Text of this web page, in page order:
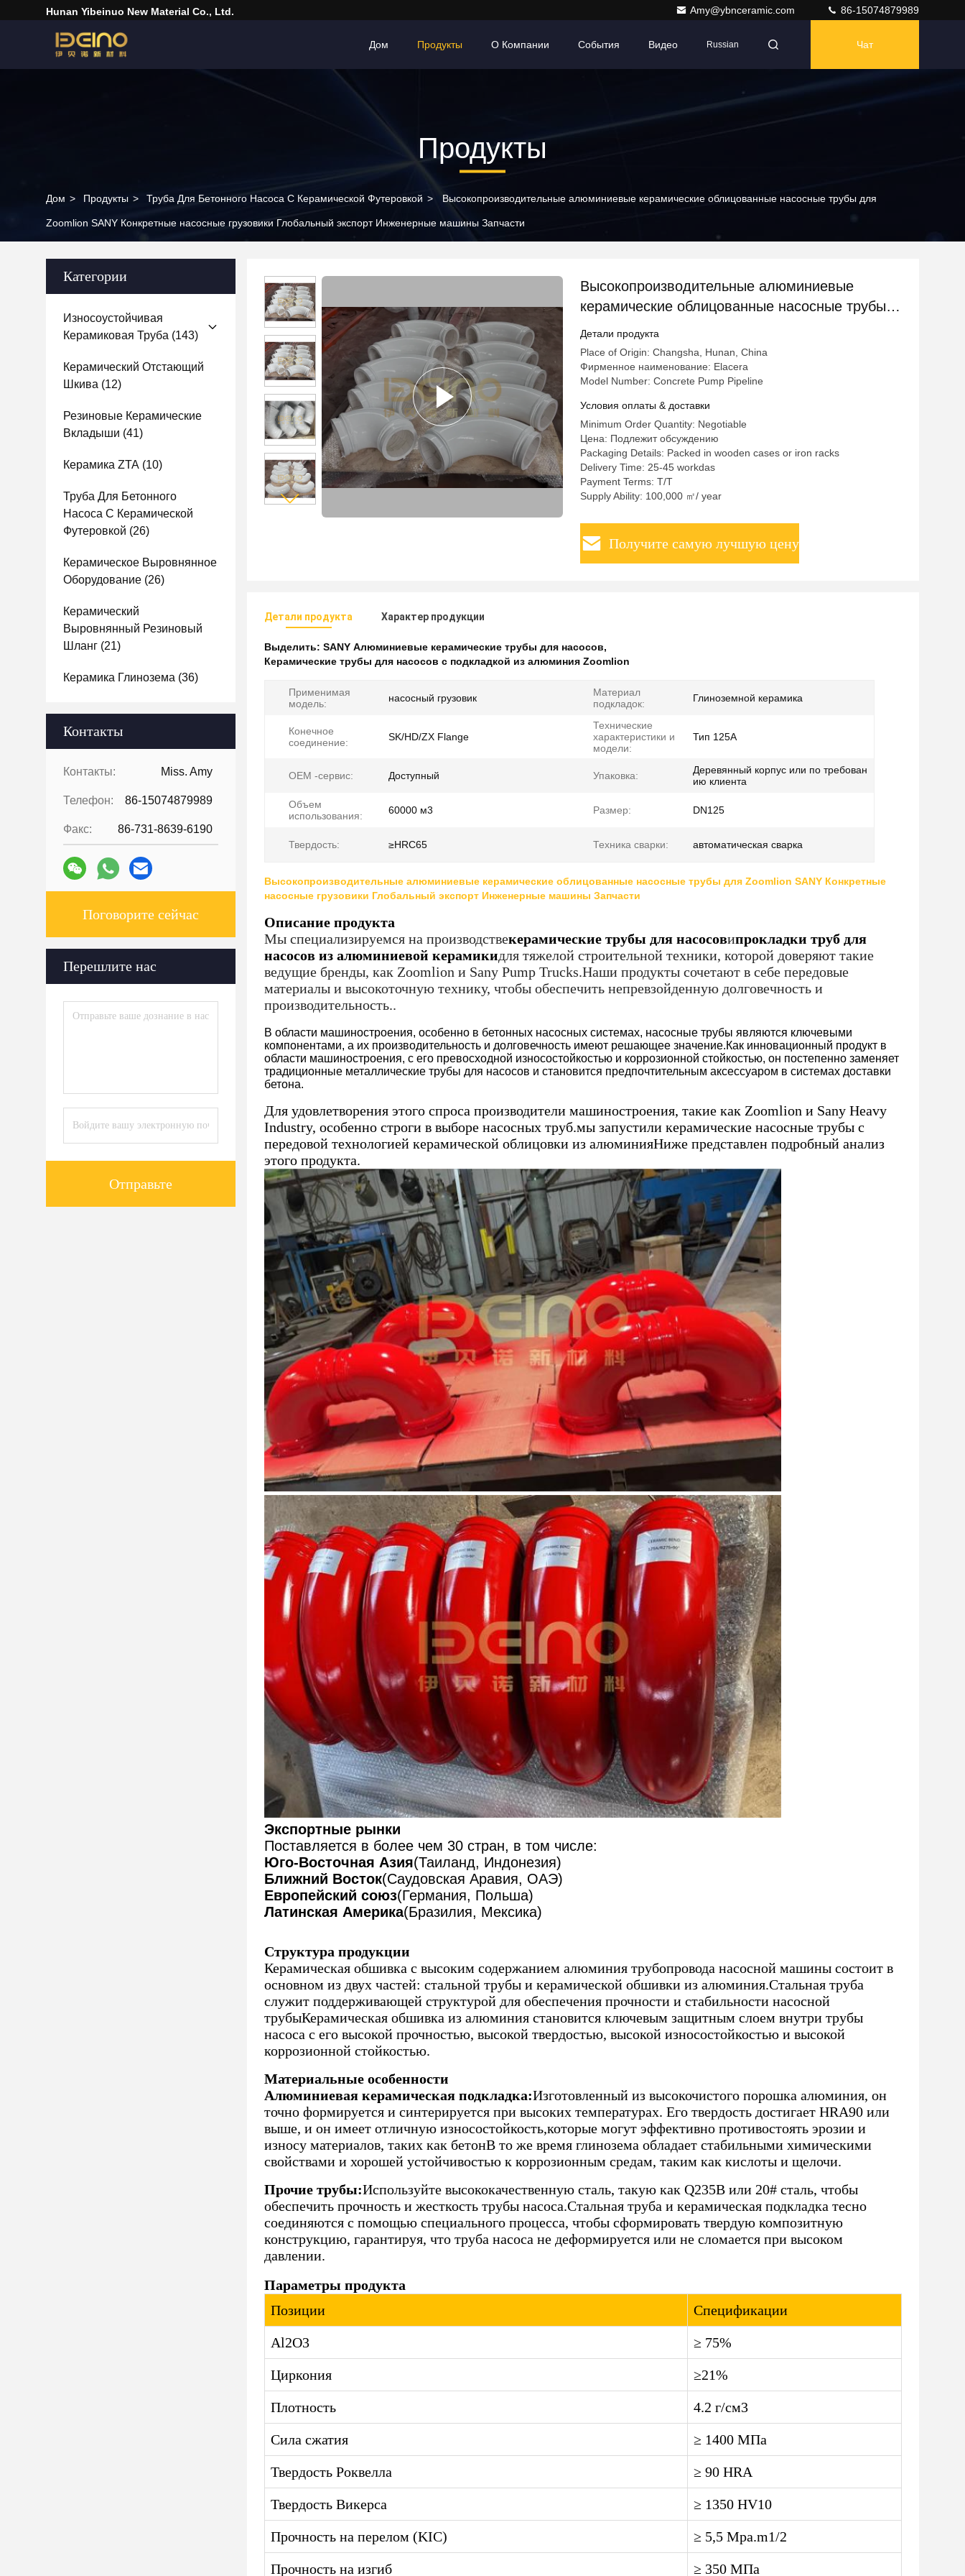
Hunan Yibeinuo New Material Co., Ltd. Amy@ybnceramic.com 86-15074879989
Дом Продукты О Компании События Видео Russian Чат
Продукты
Дом > Продукты > Труба Для Бетонного Насоса С Керамической Футеровкой > Высокопроизводительные алюминиевые керамические облицованные насосные трубы для
Zoomlion SANY Конкретные насосные грузовики Глобальный экспорт Инженерные машины Запчасти
Категории
Износоустойчивая
Керамиковая Труба (143)
Керамический Отстающий
Шкива (12)
Резиновые Керамические
Вкладыши (41)
Керамика ZTA (10)
Труба Для Бетонного
Насоса С Керамической
Футеровкой (26)
Керамическое Выровнянное
Оборудование (26)
Керамический
Выровнянный Резиновый
Шланг (21)
Керамика Глинозема (36)
Контакты
Контакты: Miss. Amy
Телефон: 86-15074879989
Факс: 86-731-8639-6190
Поговорите сейчас
Перешлите нас
Отправьте
Высокопроизводительные алюминиевые
керамические облицованные насосные трубы
для Zoomlion SANY Конкретные насосные
грузовики Глобальный экспорт Инженерные
машины Запчасти
Детали продукта
Place of Origin: Changsha, Hunan, China
Фирменное наименование: Elacera
Model Number: Concrete Pump Pipeline
Условия оплаты & доставки
Minimum Order Quantity: Negotiable
Цена: Подлежит обсуждению
Packaging Details: Packed in wooden cases or iron racks
Delivery Time: 25-45 workdas
Payment Terms: T/T
Supply Ability: 100,000 ㎡/ year
Получите самую лучшую цену
Детали продукта Характер продукции
Выделить: SANY Алюминиевые керамические трубы для насосов,
Керамические трубы для насосов с подкладкой из алюминия Zoomlion
Применимая
модель:
насосный грузовик
Материал
подкладок:
Глиноземной керамика
Конечное
соединение:
SK/HD/ZX Flange
Технические
характеристики и
модели:
Тип 125A
OEM -сервис: Доступный Упаковка:
Деревянный корпус или по требован
ию клиента
Объем
использования:
60000 м3 Размер: DN125
Твердость: ≥HRC65 Техника сварки: автоматическая сварка
Высокопроизводительные алюминиевые керамические облицованные насосные трубы для Zoomlion SANY Конкретные
насосные грузовики Глобальный экспорт Инженерные машины Запчасти
Описание продукта
Мы специализируемся на производствекерамические трубы для насосовипрокладки труб для
насосов из алюминиевой керамикидля тяжелой строительной техники, которой доверяют такие
ведущие бренды, как Zoomlion и Sany Pump Trucks.Наши продукты сочетают в себе передовые
материалы и высокоточную технику, чтобы обеспечить непревзойденную долговечность и
производительность..
В области машиностроения, особенно в бетонных насосных системах, насосные трубы являются ключевыми
компонентами, а их производительность и долговечность имеют решающее значение.Как инновационный продукт в
области машиностроения, с его превосходной износостойкостью и коррозионной стойкостью, он постепенно заменяет
традиционные металлические трубы для насосов и становится предпочтительным аксессуаром в системах доставки
бетона.
Для удовлетворения этого спроса производители машиностроения, такие как Zoomlion и Sany Heavy
Industry, особенно строги в выборе насосных труб.мы запустили керамические насосные трубы с
передовой технологией керамической облицовки из алюминияНиже представлен подробный анализ
этого продукта.
Экспортные рынки
Поставляется в более чем 30 стран, в том числе:
Юго-Восточная Азия(Таиланд, Индонезия)
Ближний Восток(Саудовская Аравия, ОАЭ)
Европейский союз(Германия, Польша)
Латинская Америка(Бразилия, Мексика)
Структура продукции
Керамическая обшивка с высоким содержанием алюминия трубопровода насосной машины состоит в
основном из двух частей: стальной трубы и керамической обшивки из алюминия.Стальная труба
служит поддерживающей структурой для обеспечения прочности и стабильности насосной
трубыКерамическая обшивка из алюминия становится ключевым защитным слоем внутри трубы
насоса с его высокой прочностью, высокой твердостью, высокой износостойкостью и высокой
коррозионной стойкостью.
Материальные особенности
Алюминиевая керамическая подкладка:Изготовленный из высокочистого порошка алюминия, он
точно формируется и синтерируется при высоких температурах. Его твердость достигает HRA90 или
выше, и он имеет отличную износостойкость,которые могут эффективно противостоять эрозии и
износу материалов, таких как бетонВ то же время глинозема обладает стабильными химическими
свойствами и хорошей устойчивостью к коррозионным средам, таким как кислоты и щелочи.
Прочие трубы:Используйте высококачественную сталь, такую как Q235B или 20# сталь, чтобы
обеспечить прочность и жесткость трубы насоса.Стальная труба и керамическая подкладка тесно
соединяются с помощью специального процесса, чтобы сформировать твердую композитную
конструкцию, гарантируя, что труба насоса не деформируется или не сломается при высоком
давлении.
Параметры продукта
Позиции
Спецификации
Al2O3 ≥ 75%
Циркония ≥21%
Плотность 4.2 г/см3
Сила сжатия ≥ 1400 МПа
Твердость Роквелла ≥ 90 HRA
Твердость Викерса ≥ 1350 HV10
Прочность на перелом (KIC) ≥ 5,5 Mpa.m1/2
Прочность на изгиб ≥ 350 МПа